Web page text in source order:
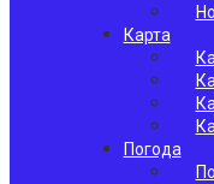
Карта
Погода